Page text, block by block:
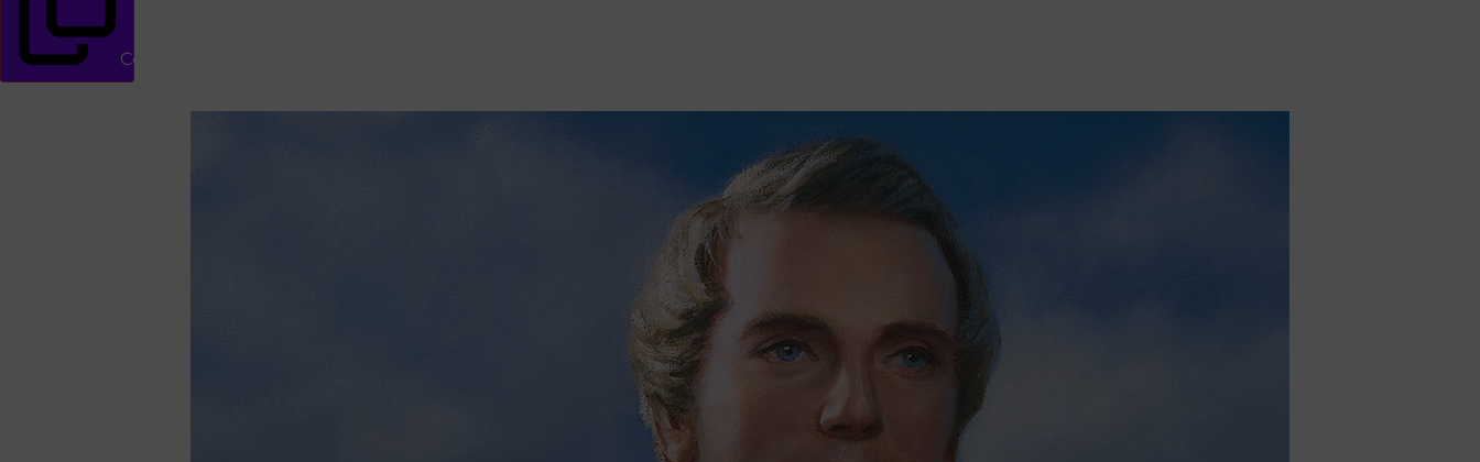
Copiar link